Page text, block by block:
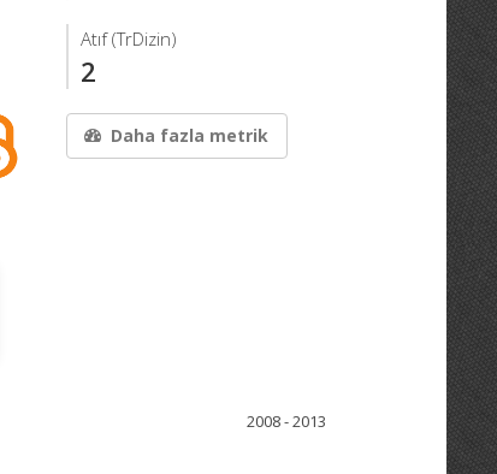
Atıf (TrDizin)
2
Daha fazla metrik
2008 - 2013